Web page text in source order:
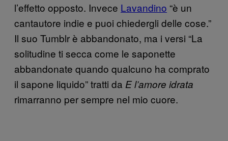
l’effetto opposto. Invece Lavandino “è un
cantautore indie e puoi chiedergli delle cose.”
Il suo Tumblr è abbandonato, ma i versi “La
solitudine ti secca come le saponette
abbandonate quando qualcuno ha comprato
il sapone liquido” tratti da E l’amore idrata
rimarranno per sempre nel mio cuore.